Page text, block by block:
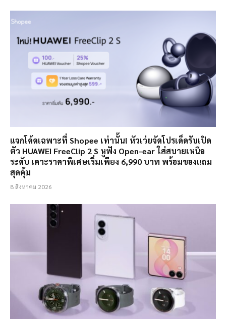
แจกโค้ดเฉพาะที่ Shopee เท่านั้น! หัวเว่ยจัดโปรเด็ดรับเปิด
ตัว HUAWEI FreeClip 2 S หูฟัง Open-ear ใส่สบายเหนือ
ระดับ เคาะราคาพิเศษเริ่มเพียง 6,990 บาท พร้อมของแถม
สุดคุ้ม
8 สิงหาคม 2026